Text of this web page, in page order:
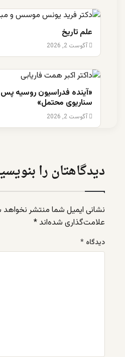
علم تاریخ
آگوست 2, 2026
«آینده فدراسیون روسیه پس
سناریوی محتمل»
آگوست 2, 2026
دیدگاهتان را
نشانی ایمیل شما منتشر
علامت‌گذاری شده‌اند *
دیدگاه *